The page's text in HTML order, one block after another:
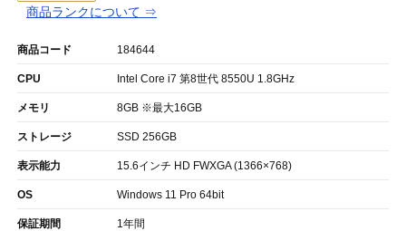
商品ランクについて ⇒
商品コード 184644
CPU Intel Core i7 第8世代 8550U 1.8GHz
メモリ 8GB ※最大16GB
ストレージ SSD 256GB
表示能力 15.6インチ HD FWXGA (1366×768)
OS Windows 11 Pro 64bit
保証期間 1年間